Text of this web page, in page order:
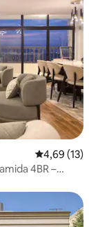
Nilai rata-rata
4,69 (13)
4BR –